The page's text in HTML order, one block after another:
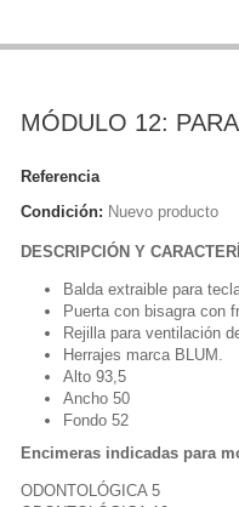
MÓDULO 12:
Referencia
Condición: Nuevo producto
DESCRIPCIÓN Y
Balda extraible para
Puerta con bisagra con
Rejilla para ventilación
Herrajes marca BLUM.
Alto 93,5
Ancho 50
Fondo 52
Encimeras indicadas para
ODONTOLÓGICA 5